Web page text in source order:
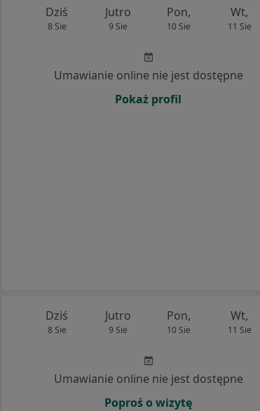
Dziś
8 Sie
Jutro
9 Sie
Pon,
10 Sie
Wt,
11 Sie
Umawianie online nie jest dostępne
Pokaż profil
Dziś
8 Sie
Jutro
9 Sie
Pon,
10 Sie
Wt,
11 Sie
Umawianie online nie jest dostępne
Poproś o wizytę